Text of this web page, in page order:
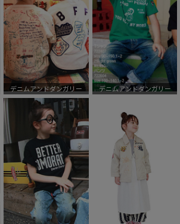
デニムアンドダンガリー デニムアンドダンガリー